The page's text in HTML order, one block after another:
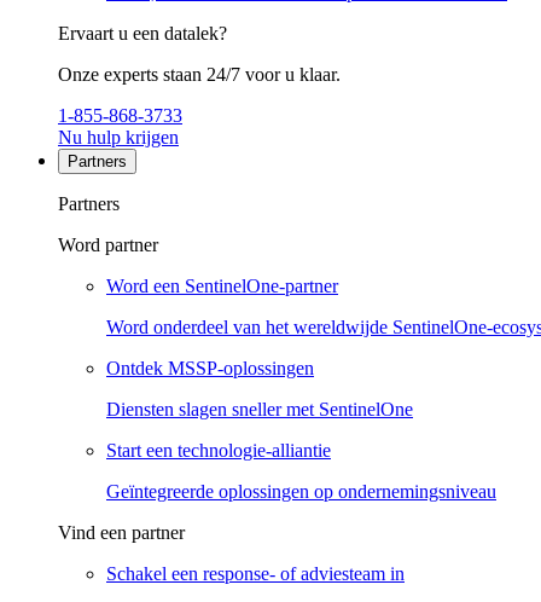
Ervaart u een datalek?
Onze experts staan 24/7 voor u klaar.
1-855-868-3733
Nu hulp krijgen
Partners
Partners
Word partner
Word een SentinelOne-partner
Word onderdeel van het wereldwijde SentinelOne-
Ontdek MSSP-oplossingen
Diensten slagen sneller met SentinelOne
Start een technologie-alliantie
Geïntegreerde oplossingen op ondernemingsniveau
Vind een partner
Schakel een response- of adviesteam in